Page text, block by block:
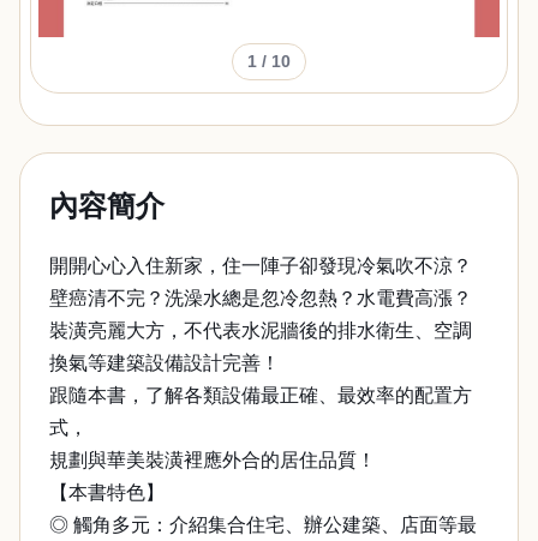
1 / 10
內容簡介
開開心心入住新家，住一陣子卻發現冷氣吹不涼？
壁癌清不完？洗澡水總是忽冷忽熱？水電費高漲？
裝潢亮麗大方，不代表水泥牆後的排水衛生、空調
換氣等建築設備設計完善！
跟隨本書，了解各類設備最正確、最效率的配置方
式，
規劃與華美裝潢裡應外合的居住品質！
【本書特色】
◎ 觸角多元：介紹集合住宅、辦公建築、店面等最